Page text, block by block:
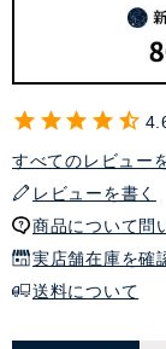
すべてのレビュー
レビューを書く
商品について問
実店舗在庫を確
送料について